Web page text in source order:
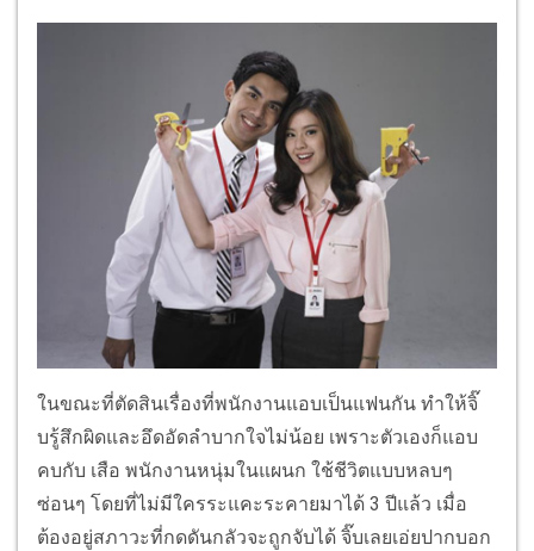
ในขณะที่ตัดสินเรื่องที่พนักงานแอบเป็นแฟนกัน ทำให้จิ๊
บรู้สึกผิดและอึดอัดลำบากใจไม่น้อย เพราะตัวเองก็แอบ
คบกับ เสือ พนักงานหนุ่มในแผนก ใช้ชีวิตแบบหลบๆ
ซ่อนๆ โดยที่ไม่มีใครระแคะระคายมาได้ 3 ปีแล้ว เมื่อ
ต้องอยู่สภาวะที่กดดันกลัวจะถูกจับได้ จิ๊บเลยเอ่ยปากบอก